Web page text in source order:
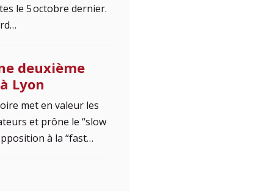
le 5 octobre dernier.
deuxième
Lyon
met en valeur les
et prône le “slow
à la “fast…